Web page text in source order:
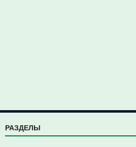
РАЗДЕЛЫ